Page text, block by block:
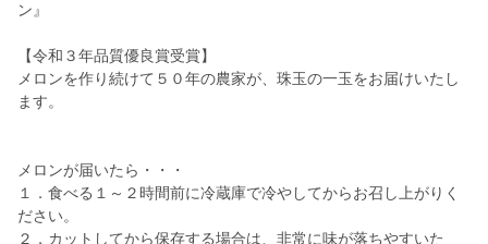
ン』
【令和３年品質優良賞受賞】
メロンを作り続けて５０年の農家が、珠玉の一玉をお届けいたし
ます。
メロンが届いたら・・・
１．食べる１～２時間前に冷蔵庫で冷やしてからお召し上がりく
ださい。
２．カットしてから保存する場合は、非常に味が落ちやすいた